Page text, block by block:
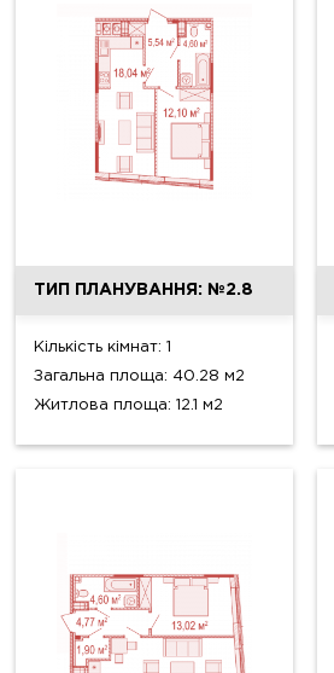
ТИП ПЛАНУВАННЯ: №2.8
Кількість кімнат: 1
Загальна площа: 40.28 м2
Житлова площа: 12.1 м2